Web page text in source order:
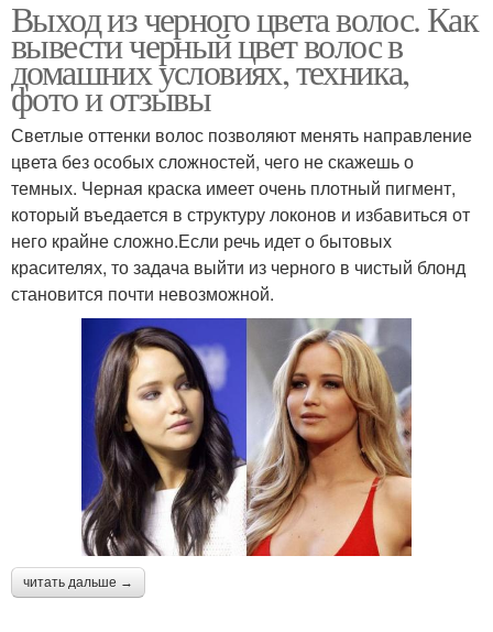
Выход из черного цвета волос. Как
вывести черный цвет волос в
домашних условиях, техника,
фото и отзывы
Светлые оттенки волос позволяют менять направление
цвета без особых сложностей, чего не скажешь о
темных. Черная краска имеет очень плотный пигмент,
который въедается в структуру локонов и избавиться от
него крайне сложно.Если речь идет о бытовых
красителях, то задача выйти из черного в чистый блонд
становится почти невозможной.
читать дальше →